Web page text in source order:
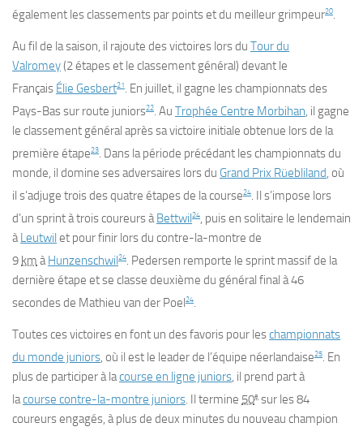
également les classements par points et du meilleur grimpeur20.
Au fil de la saison, il rajoute des victoires lors du Tour du
Valromey(2 étapes et le classement général) devant le
Français Élie Gesbert21. En juillet, il gagne les championnats des
Pays-Bas sur route juniors22. Au Trophée Centre Morbihan, il gagne
le classement général après sa victoire initiale obtenue lors de la
première étape23. Dans la période précédant les championnats du
monde, il domine ses adversaires lors du Grand Prix Rüebliland, où
il s’adjuge trois des quatre étapes de la course24. Il s’impose lors
d’un sprint à trois coureurs àBettwil24, puis en solitaire le lendemain
àLeutwil et pour finir lors du contre-la-montre de
9 km àHunzenschwil24. Pedersen remporte le sprint massif de la
dernière étape et se classe deuxième du général final à 46
secondes de Mathieu van der Poel24.
Toutes ces victoires en font un des favoris pour leschampionnats
du monde juniors, où il est le leader de l’équipe néerlandaise25. En
plus de participer à lacourse en ligne juniors, il prend part à
lacourse contre-la-montre juniors. Il termine 50e sur les 84
coureurs engagés, à plus de deux minutes du nouveau champion